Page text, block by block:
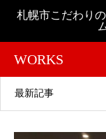
札幌市こだわり
WORKS
最新記事